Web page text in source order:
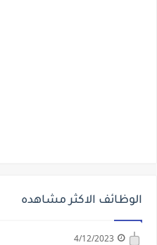
الوظائف الاكثر مشاهده
4/12/2023